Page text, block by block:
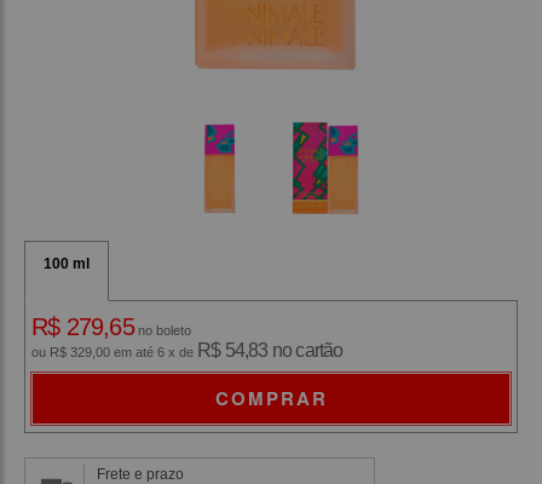
100 ml
R$ 279,65no boleto
ou R$ 329,00 em até 6 x de R$ 54,83 no cartão
COMPRAR
Frete e prazo